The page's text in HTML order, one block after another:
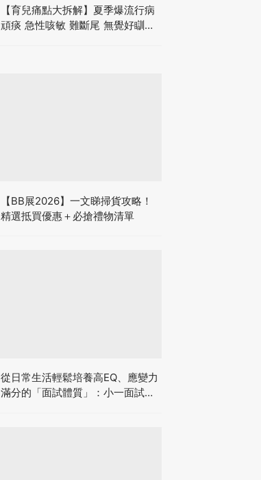
【育兒痛點大拆解】夏季爆流行病
頑痰 急性咳敏 難斷尾 無覺好瞓？
【BB展2026】一文睇掃貨攻略！
精選抵買優惠＋必搶禮物清單
從日常生活輕鬆培養高EQ、應變力
滿分的「面試體質」：小一面試最